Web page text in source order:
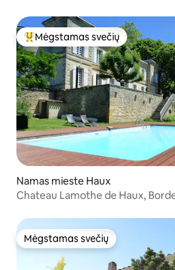
Svečių mėgstamiausias
Mėgstamas svečių
Namas mieste Haux
Chateau Lamothe de Haux,
Mėgstamas svečių
Mėgstamas svečių